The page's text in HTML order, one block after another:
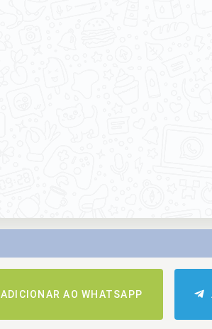
ADICIONAR AO WHATSAPP